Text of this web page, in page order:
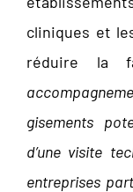
cliniques et
réduire la
gisements
d’une visite
entreprises